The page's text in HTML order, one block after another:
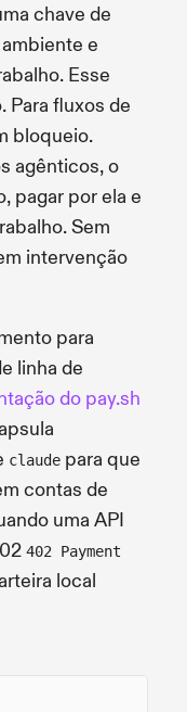
chave de
e
Esse
Para fluxos de
bloqueio.
agênticos, o
pagar por ela e
Sem
intervenção
para
linha de
do pay.sh
claude para que
contas de
uma API
402 Payment
local